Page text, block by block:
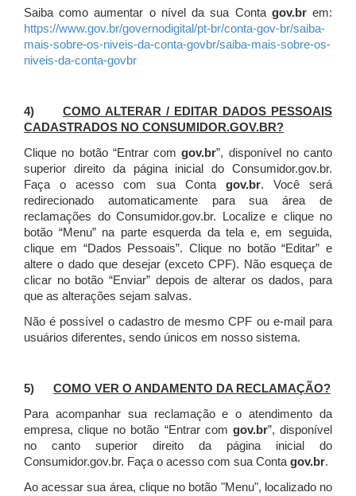
Saiba como aumentar o nível da sua Conta gov.brem:
https://www.gov.br/governodigital/pt-br/conta-gov-br/saiba-
mais-sobre-os-niveis-da-conta-govbr/saiba-mais-sobre-os-
niveis-da-conta-govbr
4) COMO ALTERAR / EDITAR DADOS PESSOAIS
CADASTRADOS NO CONSUMIDOR.GOV.BR?
Clique no botão “Entrar comgov.br”, disponível no canto
superior direito da página inicial do Consumidor.gov.br.
Faça o acesso com sua Conta gov.br. Você será
redirecionado automaticamente para sua área de
reclamações do Consumidor.gov.br.
Localize e clique no
botão “Menu” na parte esquerda da tela e, em seguida,
clique em “Dados Pessoais”. Clique no botão “Editar” e
altere o dado que desejar (exceto CPF). Não esqueça de
clicar no botão “Enviar” depois de alterar os dados, para
que as alterações sejam salvas.
Não é possível o cadastro de mesmo CPF ou e-mail para
usuários diferentes, sendo únicos em nosso sistema.
5) COMO VER O ANDAMENTO DA RECLAMAÇÃO?
Para acompanhar sua reclamação e o atendimento da
empresa, clique no botão “Entrar com gov.br”, disponível
no canto superior direito da página inicial do
Consumidor.gov.br. Faça o acesso com sua Contagov.br.
Ao acessar sua área, clique no botão "Menu", localizado no